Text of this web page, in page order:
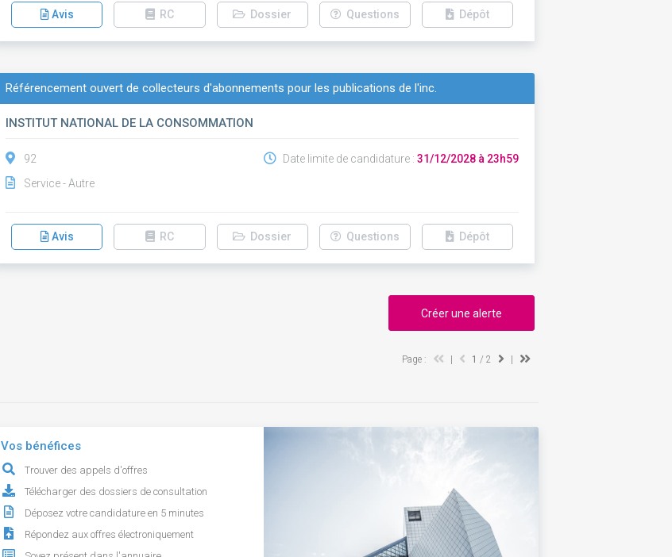
Avis RC Dossier Questions Dépôt
Référencement ouvert de collecteurs d'abonnements pour les publications de l'inc.
INSTITUT NATIONAL DE LA CONSOMMATION
92
Service - Autre
Date limite de candidature : 31/12/2028 à 23h59
Avis RC Dossier Questions Dépôt
Créer une alerte
Page : 1 / 2
Vos bénéfices
Trouver des appels d'offres
Télécharger des dossiers de consultation
Déposez votre candidature en 5 minutes
Répondez aux offres électroniquement